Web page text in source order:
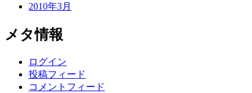
2010年3月
メタ情報
ログイン
投稿フィード
コメントフィード